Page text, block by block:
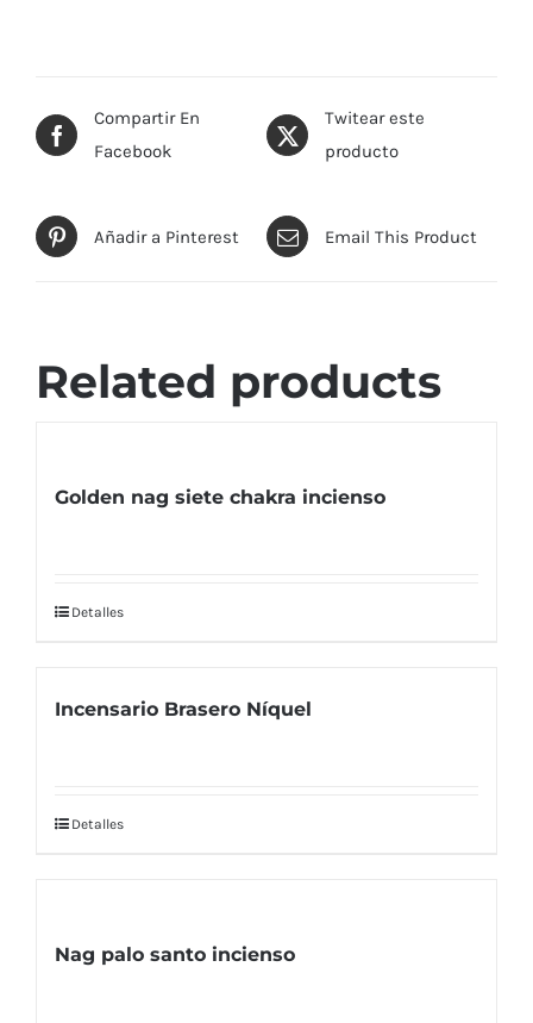
Compartir En
Facebook
Twitear este
producto
Añadir a Pinterest Email This Product
Related products
Golden nag siete chakra incienso
Detalles
Incensario Brasero Níquel
Detalles
Nag palo santo incienso